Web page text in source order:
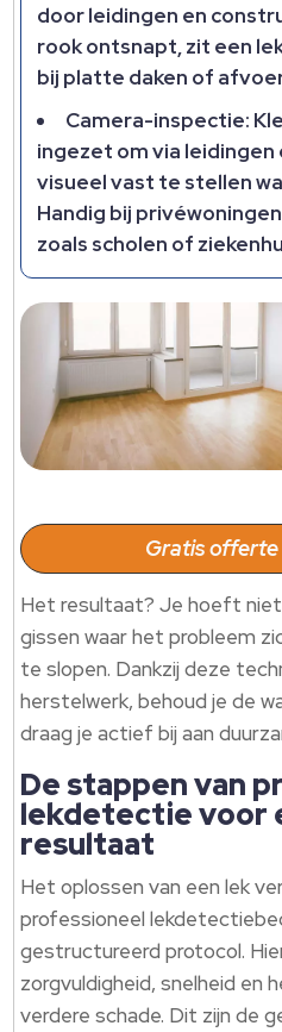
door leidingen en
rook ontsnapt, zit een
bij platte daken of
Camera-inspectie:
ingezet om via
visueel vast te stellen
Handig bij
zoals scholen of
Gratis
Het resultaat? Je hoeft
gissen waar het probleem
te slopen. Dankzij deze
herstelwerk, behoud je de
draag je actief bij aan
De stappen van
lekdetectie voor
resultaat
Het oplossen van een lek
professioneel
gestructureerd protocol.
zorgvuldigheid, snelheid en
verdere schade. Dit zijn de